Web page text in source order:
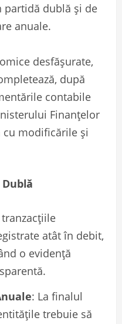
partidă dublă și de
anuale.
desfășurate,
după
contabile
Finanțelor
cu modificările și
tranzacțiile
atât în debit,
o evidență
: La finalul
trebuie să